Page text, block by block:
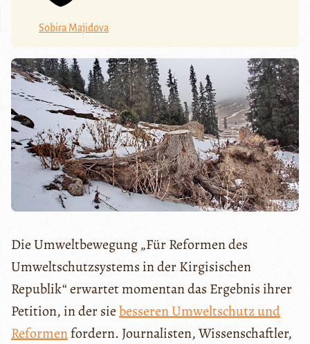
Sobira Majidova
Die Umweltbewegung „Für Reformen des
Umweltschutzsystems in der Kirgisischen
Republik“ erwartet momentan das Ergebnis ihrer
Petition, in der siebesseren Umweltschutz und
Reformenfordern. Journalisten, Wissenschaftler,